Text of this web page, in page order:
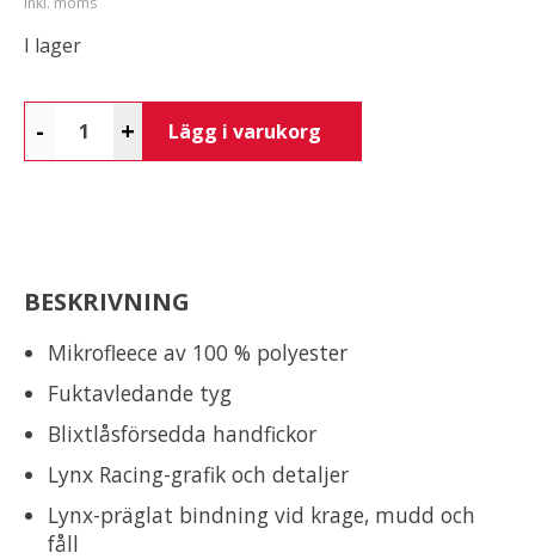
I lager
- + Lägg i varukorg
BESKRIVNING
Mikrofleece av 100 % polyester
Fuktavledande tyg
Blixtlåsförsedda handfickor
Lynx Racing-grafik och detaljer
Lynx-präglat bindning vid krage, mudd och
fåll